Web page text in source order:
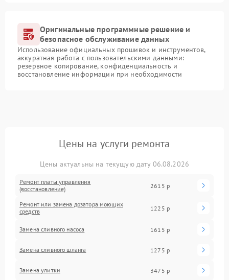
Оригинальные программные решение и
безопасное обслуживание данных
Использование официальных прошивок и инструментов,
аккуратная работа с пользовательскими данными:
резервное копирование, конфиденциальность и
восстановление информации при необходимости
Цены на услуги ремонта
Цены актуальны на текущую дату 06.08.2026
Ремонт платы управления
(восстановление)
2615 р
Ремонт или замена дозатора моющих
средств
1225 р
Замена сливного насоса 1615 р
Замена сливного шланга 1275 р
Замена улитки 3475 р